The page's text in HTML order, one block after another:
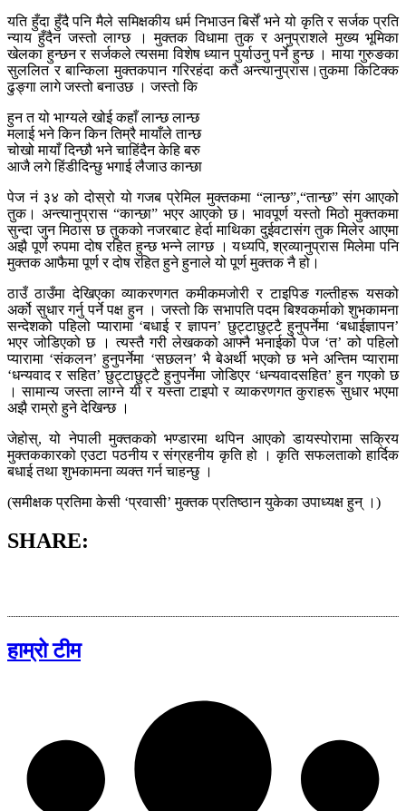
यति हुँदा हुँदै पनि मैले समिक्षकीय धर्म निभाउन बिर्सें भने यो कृति र सर्जक प्रति
न्याय हुँदैन जस्तो लाग्छ । मुक्तक विधामा तुक र अनुप्राशले मुख्य भूमिका
खेलका हुन्छन र सर्जकले त्यसमा विशेष ध्यान पुर्याउनु पर्ने हुन्छ । माया गुरुङका
सुललित र बान्किला मुक्तकपान गरिरहंदा कतै अन्त्यानुप्रास।तुकमा किटिक्क
ढुङ्गा लागे जस्तो बनाउछ । जस्तो कि
हुन त यो भाग्यले खोई कहाँ लान्छ लान्छ
मलाई भने किन किन तिम्रै मायाँले तान्छ
चोखो मायाँ दिन्छौ भने चाहिंदैन केहि बरु
आजै लगे हिंडीदिन्छु भगाई लैजाउ कान्छा
पेज नं ३४ को दोस्रो यो गजब प्रेमिल मुक्तकमा “लान्छ”,“तान्छ” संग आएको
तुक। अन्त्यानुप्रास “कान्छा” भएर आएको छ। भावपूर्ण यस्तो मिठो मुक्तकमा
सुन्दा जुन मिठास छ तुकको नजरबाट हेर्दा माथिका दुईवटासंग तुक मिलेर आएमा
अझै पूर्ण रुपमा दोष रहित हुन्छ भन्ने लाग्छ । यध्यपि, श्रव्यानुप्रास मिलेमा पनि
मुक्तक आफैमा पूर्ण र दोष रहित हुने हुनाले यो पूर्ण मुक्तक नै हो।
ठाउँ ठाउँमा देखिएका व्याकरणगत कमीकमजोरी र टाइपिङ गल्तीहरू यसको
अर्को सुधार गर्नु पर्ने पक्ष हुन । जस्तो कि सभापति पदम बिश्वकर्माको शुभकामना
सन्देशको पहिलो प्यारामा ‘बधाई र ज्ञापन’ छुट्टाछुट्टै हुनुपर्नेमा ‘बधाईज्ञापन’
भएर जोडिएको छ । त्यस्तै गरी लेखकको आफ्नै भनाईको पेज ‘त’ को पहिलो
प्यारामा ‘संकलन’ हुनुपर्नेमा ‘सछलन’ भै बेअर्थी भएको छ भने अन्तिम प्यारामा
‘धन्यवाद र सहित’ छुट्टाछुट्टै हुनुपर्नेमा जोडिएर ‘धन्यवादसहित’ हुन गएको छ
। सामान्य जस्ता लाग्ने यी र यस्ता टाइपो र व्याकरणगत कुराहरू सुधार भएमा
अझै राम्रो हुने देखिन्छ ।
जेहोस्, यो नेपाली मुक्तकको भण्डारमा थपिन आएको डायस्पोरामा सक्रिय
मुक्तककारको एउटा पठनीय र संग्रहनीय कृति हो । कृति सफलताको हार्दिक
बधाई तथा शुभकामना व्यक्त गर्न चाहन्छु ।
(समीक्षक प्रतिमा केसी ‘प्रवासी’ मुक्तक प्रतिष्ठान युकेका उपाध्यक्ष हुन् ।)
SHARE:
हाम्रो टीम